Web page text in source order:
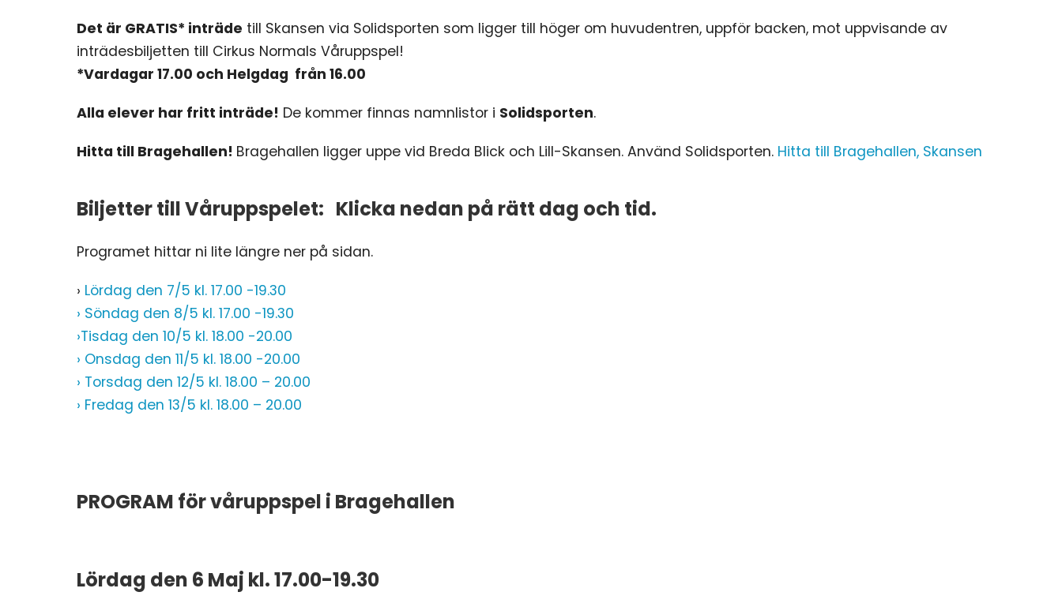
Det är GRATIS* inträde till Skansen via Solidsporten som ligger till höger om huvudentren, uppför backen, mot uppvisande av
inträdesbiljetten till Cirkus Normals Våruppspel!
*Vardagar 17.00 och Helgdag från 16.00
Alla elever har fritt inträde! De kommer finnas namnlistor i Solidsporten.
Hitta till Bragehallen! Bragehallen ligger uppe vid Breda Blick och Lill-Skansen. Använd Solidsporten. Hitta till Bragehallen, Skansen
Biljetter till Våruppspelet: Klicka nedan på rätt dag och tid.
Programet hittar ni lite längre ner på sidan.
› Lördag den 7/5 kl. 17.00 -19.30
› Söndag den 8/5 kl. 17.00 -19.30
›Tisdag den 10/5 kl. 18.00 -20.00
› Onsdag den 11/5 kl. 18.00 -20.00
› Torsdag den 12/5 kl. 18.00 – 20.00
› Fredag den 13/5 kl. 18.00 – 20.00
PROGRAM för våruppspel i Bragehallen
Lördag den 6 Maj kl. 17.00-19.30